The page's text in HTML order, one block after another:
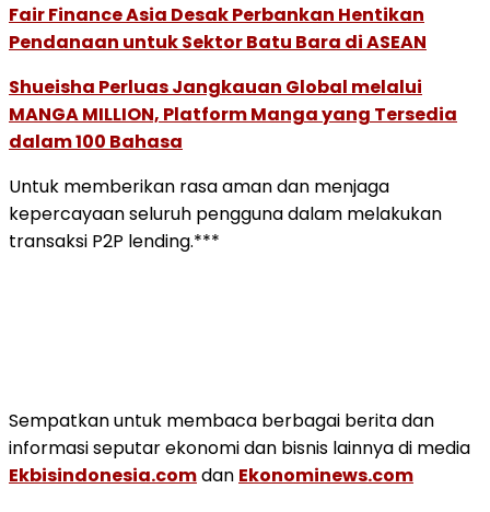
Fair Finance Asia Desak Perbankan Hentikan
Pendanaan untuk Sektor Batu Bara di ASEAN
Shueisha Perluas Jangkauan Global melalui
MANGA MILLION, Platform Manga yang Tersedia
dalam 100 Bahasa
Untuk memberikan rasa aman dan menjaga
kepercayaan seluruh pengguna dalam melakukan
transaksi P2P lending.***
Sempatkan untuk membaca berbagai berita dan
informasi seputar ekonomi dan bisnis lainnya di media
Ekbisindonesia.comdan Ekonominews.com